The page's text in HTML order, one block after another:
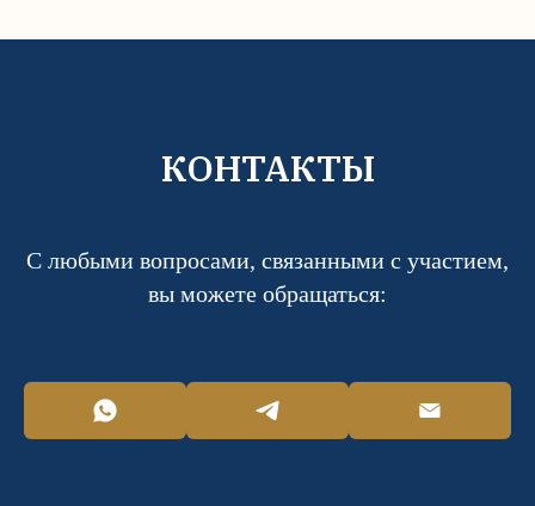
КОНТАКТЫ
С любыми вопросами, связанными с участием,
вы можете обращаться: